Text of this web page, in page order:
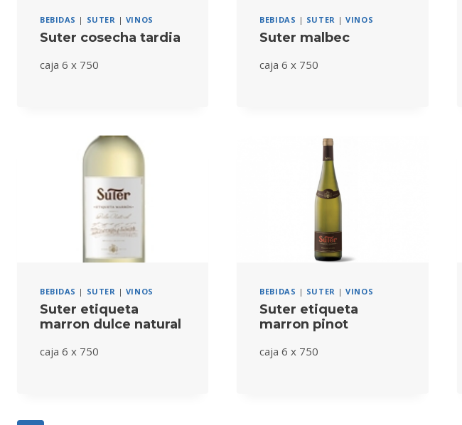
BEBIDAS | SUTER | VINOS
Suter cosecha tardia
caja 6 x 750
BEBIDAS | SUTER |VINOS
Suter malbec
caja 6 x 750
BEBIDAS | SUTER | VINOS
Suter etiqueta
marron dulce natural
caja 6 x 750
BEBIDAS | SUTER |VINOS
Suter etiqueta
marron pinot
caja 6 x 750